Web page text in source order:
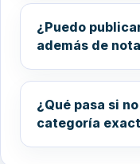
¿Puedo
además de
¿Qué pasa si
categoría